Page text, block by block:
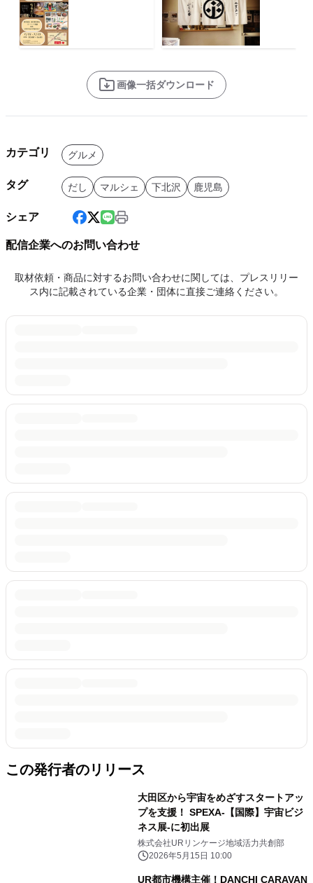
画像一括ダウンロード
カテゴリ グルメ
タグ だし マルシェ 下北沢 鹿児島
シェア
配信企業へのお問い合わせ
取材依頼・商品に対するお問い合わせに関しては、プレスリリー
ス内に記載されている企業・団体に直接ご連絡ください。
この発行者のリリース
大田区から宇宙をめざすスタートアッ
プを支援！ SPEXA-【国際】宇宙ビジ
ネス展-に初出展
株式会社URリンケージ地域活力共創部
2026年5月15日 10:00
UR都市機構主催！DANCHI CARAVAN